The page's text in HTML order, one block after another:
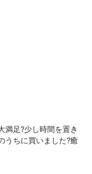
満足?少し時間を置き
うちに買いました?癒